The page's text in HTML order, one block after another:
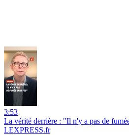
3:53
La vérité derrière : "Il n'y a pas de
LEXPRESS.fr